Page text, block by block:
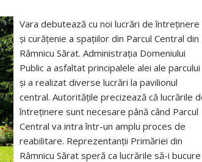
Vara debutează cu noi lucrări de întreținere
și curățenie a spațiilor din Parcul Central din
Râmnicu Sărat. Administrația Domeniului
Public a asfaltat principalele alei ale parcului
și a realizat diverse lucrări la pavilionul
central. Autoritățile precizează că lucrările
întreținere sunt necesare până când Parcul
Central va intra într-un amplu proces de
reabilitare. Reprezentanții Primăriei din
Râmnicu Sărat speră ca lucrările să-i bucure